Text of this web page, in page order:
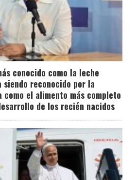
conocido como la leche
reconocido por la
como el alimento más completo
de los recién nacidos